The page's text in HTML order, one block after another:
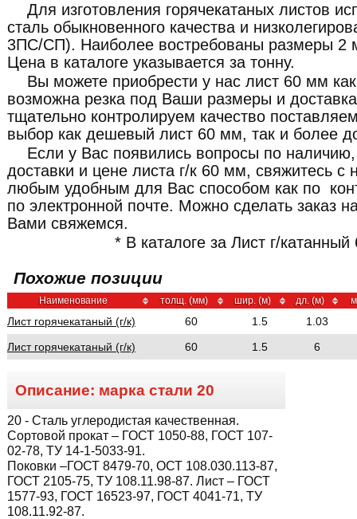
Для изготовления горячекатаных листов
сталь обыкновенного качества и
3ПС/СП). Наиболее востребованы размеры
Цена в каталоге указывается за тонну.
Вы можете приобрести у нас лист 60 мм
возможна резка под Ваши размеры и
тщательно контролируем качество
выбор как дешевый лист 60 мм, так и более
Если у Вас появились вопросы по
доставки и цене листа г/к 60 мм, свяжитесь
любым удобным для Вас способом как по
по электронной почте. Можно сделать заказ
Вами свяжемся.
* В каталоге за Лист г/
Похожие позиции
Наименование толщ. (мм) шир. (м) дл. (м)
Лист горячекатаный (г/к) 60 1.5
1.03
Лист горячекатаный (г/к)
60 1.5 6
Описание: марка стали 20
20 - Сталь углеродистая качественная.
Сортовой прокат – ГОСТ 1050-88, ГОСТ 107-
02-78, ТУ 14-1-5033-91.
Поковки –ГОСТ 8479-70, ОСТ 108.030.113-87,
ГОСТ 2105-75, ТУ 108.11.98-87. Лист – ГОСТ
1577-93, ГОСТ 16523-97, ГОСТ 4041-71, ТУ
108.11.92-87.